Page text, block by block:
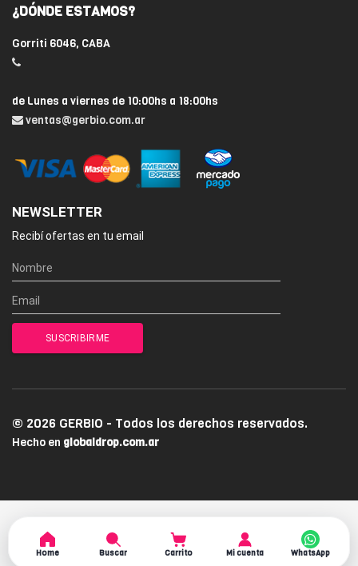
¿DÓNDE ESTAMOS?
Gorriti 6046, CABA
de Lunes a viernes de 10:00hs a 18:00hs
ventas@gerbio.com.ar
NEWSLETTER
Recibí ofertas en tu email
© 2026 GERBIO - Todos los derechos reservados.
Hecho en globaldrop.com.ar
Home Buscar Carrito Mi cuenta